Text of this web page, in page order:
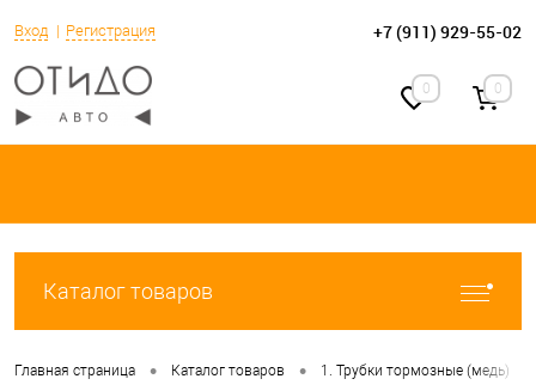
Вход Регистрация +7 (911) 929-55-02
0 0
Каталог товаров
Главная страница • Каталог товаров • 1. Трубки тормозные (медь)